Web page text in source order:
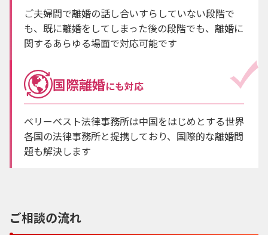
ご夫婦間で離婚の話し合いすらしていない段階で
も、既に離婚をしてしまった後の段階でも、離婚に
関するあらゆる場面で対応可能です
国際離婚にも対応
ベリーベスト法律事務所は中国をはじめとする世界
各国の法律事務所と提携しており、国際的な離婚問
題も解決します
ご相談の流れ